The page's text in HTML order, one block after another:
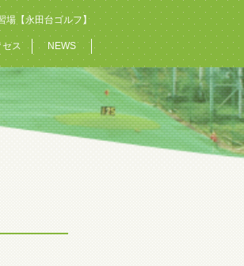
場【永田台ゴルフ】
セス NEWS